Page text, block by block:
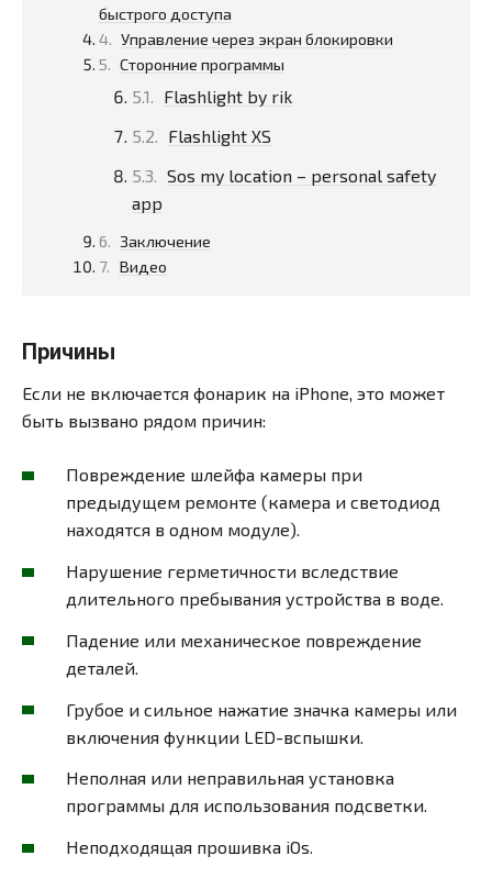
быстрого доступа
Управление через экран блокировки
Сторонние программы
Flashlight by rik
Flashlight XS
Sos my location – personal safety
app
Заключение
Видео
Причины
Если не включается фонарик на iPhone, это может
быть вызвано рядом причин:
Повреждение шлейфа камеры при
предыдущем ремонте (камера и светодиод
находятся в одном модуле).
Нарушение герметичности вследствие
длительного пребывания устройства в воде.
Падение или механическое повреждение
деталей.
Грубое и сильное нажатие значка камеры или
включения функции LED-вспышки.
Неполная или неправильная установка
программы для использования подсветки.
Неподходящая прошивка iOs.